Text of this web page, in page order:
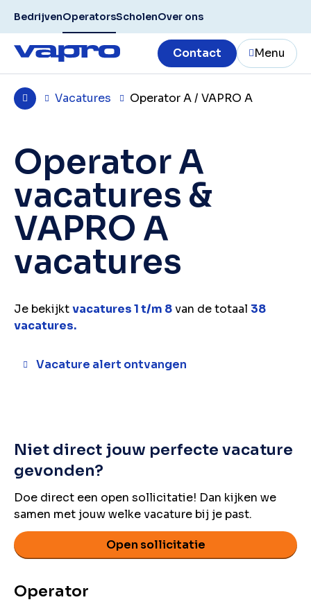
BedrijvenOperatorsScholenOver ons
Contact Menu
Vacatures Operator A / VAPRO A
Operator A
vacatures &
VAPRO A
vacatures
Je bekijktvacatures 1 t/m 8van de totaal 38
vacatures.
Vacature alert ontvangen
Niet direct jouw perfecte vacature
gevonden?
Doe direct een open sollicitatie! Dan kijken we
samen met jouw welke vacature bij je past.
Open sollicitatie
Operator